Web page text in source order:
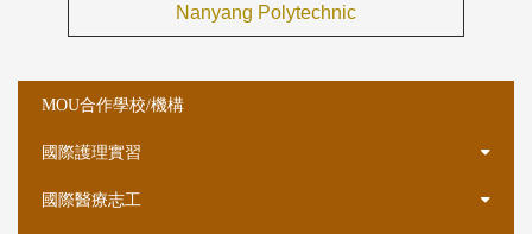
Nanyang Polytechnic
MOU合作學校/機構
國際護理實習
國際醫療志工